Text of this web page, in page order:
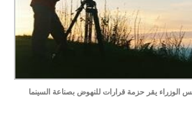
الوزراء يقر حزمة قرارات للنهوض بصناعة السينما